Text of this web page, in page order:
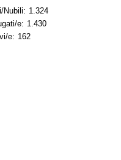
Nubili: 1.324
e: 1.430
e: 162